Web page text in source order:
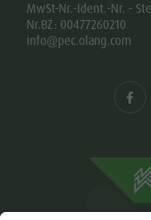
MwSt-Nr.-Ident.-Nr. -
Nr.BZ: 00477260210
info@pec.olang.com